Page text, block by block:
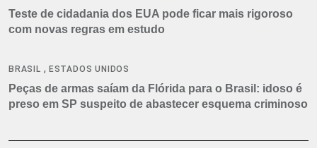
Teste de cidadania dos EUA pode ficar mais rigoroso
com novas regras em estudo
BRASIL , ESTADOS UNIDOS
Peças de armas saíam da Flórida para o Brasil: idoso é
preso em SP suspeito de abastecer esquema criminoso